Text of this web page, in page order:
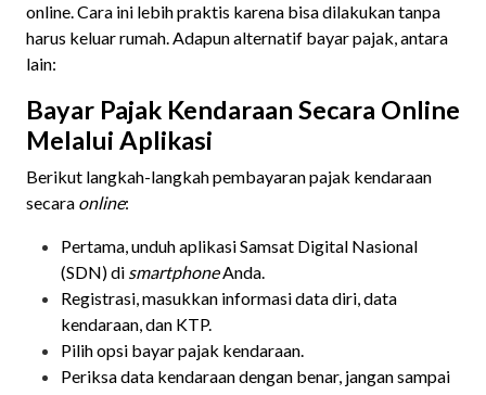
online. Cara ini lebih praktis karena bisa dilakukan tanpa
harus keluar rumah. Adapun alternatif bayar pajak, antara
lain:
Bayar Pajak Kendaraan Secara Online
Melalui Aplikasi
Berikut langkah-langkah pembayaran pajak kendaraan
secara online:
Pertama, unduh aplikasi Samsat Digital Nasional
(SDN) di smartphoneAnda.
Registrasi, masukkan informasi data diri, data
kendaraan, dan KTP.
Pilih opsi bayar pajak kendaraan.
Periksa data kendaraan dengan benar, jangan sampai